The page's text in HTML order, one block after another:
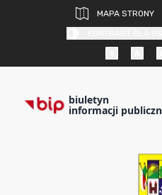
MAPA STRONY
biuletyn
informacji